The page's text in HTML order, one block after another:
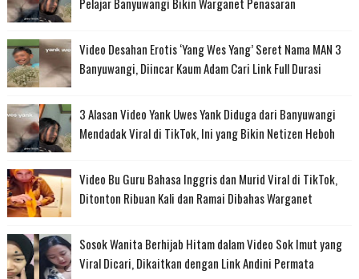
Video Desahan Erotis ‘Yang Wes Yang’ Seret Nama MAN 3
Banyuwangi, Diincar Kaum Adam Cari Link Full Durasi
3 Alasan Video Yank Uwes Yank Diduga dari Banyuwangi
Mendadak Viral di TikTok, Ini yang Bikin Netizen Heboh
Video Bu Guru Bahasa Inggris dan Murid Viral di TikTok,
Ditonton Ribuan Kali dan Ramai Dibahas Warganet
Sosok Wanita Berhijab Hitam dalam Video Sok Imut yang
Viral Dicari, Dikaitkan dengan Link Andini Permata